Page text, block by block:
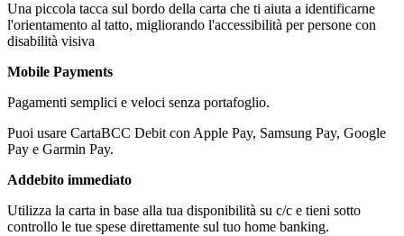
Una piccola tacca sul bordo della carta che ti aiuta a identificarne
l'orientamento al tatto, migliorando l'accessibilità per persone con
disabilità visiva
Mobile Payments
Pagamenti semplici e veloci senza portafoglio.
Puoi usare CartaBCC Debit con Apple Pay, Samsung Pay, Google
Pay e Garmin Pay.
Addebito immediato
Utilizza la carta in base alla tua disponibilità su c/c e tieni sotto
controllo le tue spese direttamente sul tuo home banking.